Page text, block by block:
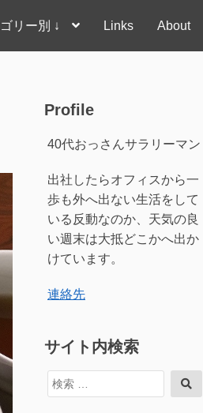
リー別 ↓ Links About
Profile
40代おっさんサラリーマン
出社したらオフィスから一
歩も外へ出ない生活をして
いる反動なのか、天気の良
い週末は大抵どこかへ出か
けています。
連絡先
サイト内検索
検
索
索